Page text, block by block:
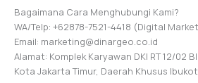
Bagaimana Cara Menghubungi Kami?
WA/Telp: +62878-7521-4418 (Digital
Email: marketing@dinargeo.co.id
Alamat: Komplek Karyawan DKI RT 12/02
Kota Jakarta Timur, Daerah Khusus